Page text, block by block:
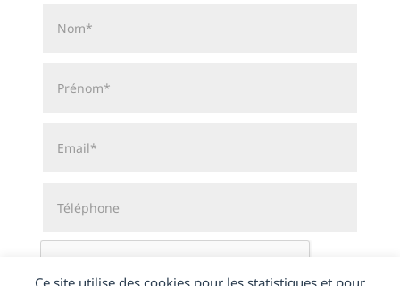
Ce site utilise des cookies pour les statistiques et pour